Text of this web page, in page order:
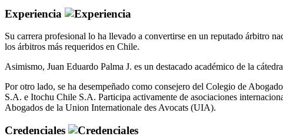
Experiencia
Su carrera profesional lo ha llevado a convertirse en un reputado árbitro
los árbitros más requeridos en Chile.
Asimismo, Juan Eduardo Palma J. es un destacado académico de la
Por otro lado, se ha desempeñado como consejero del Colegio de
S.A. e Itochu Chile S.A. Participa activamente de asociaciones
Abogados de la Union Internationale des Avocats (UIA).
Credenciales